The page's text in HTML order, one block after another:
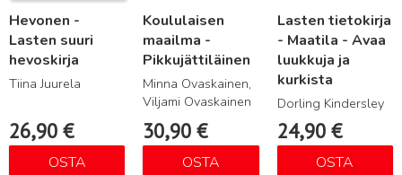
Hevonen -
Lasten suuri
hevoskirja
Tiina Juurela
26,90 €
OSTA
Koululaisen
maailma -
Pikkujättiläinen
Minna Ovaskainen,
Viljami Ovaskainen
30,90€
OSTA
Lasten tietokirja
- Maatila - Avaa
luukkuja ja
kurkista
Dorling Kindersley
24,90 €
OSTA